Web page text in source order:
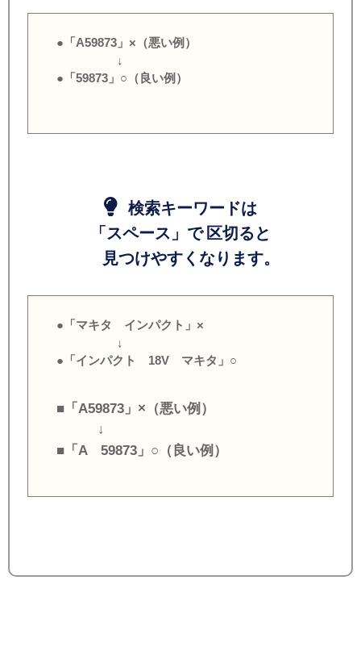
●「A59873」×（悪い例）
↓
●「59873」○（良い例）
検索キーワードは
「スペース」で 区切ると
見つけやすくなります。
●「マキタ インパクト」×
↓
●「インパクト 18V マキタ」○
■「A59873」×（悪い例）
↓
■「A 59873」○（良い例）